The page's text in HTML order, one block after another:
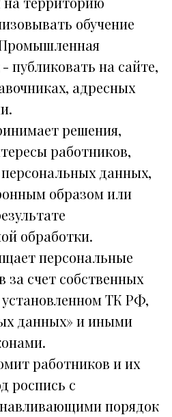
обучение
публиковать на сайте,
адресных
решения,
работников,
данных,
образом или
обработки.
персональные
за счет собственных
установленном ТК РФ,
данных» и иными
работников и их
роспись с
порядок